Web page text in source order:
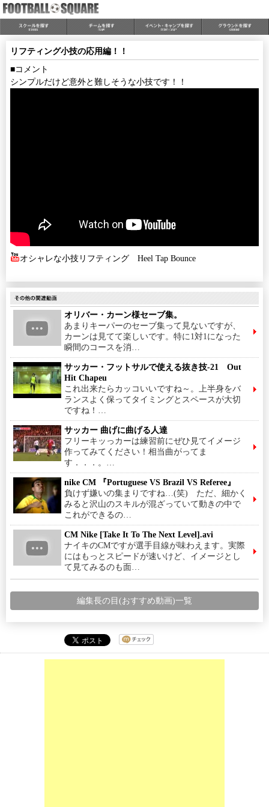
リフティング小技の応用編！！
■コメント
シンプルだけど意外と難しそうな小技です！！
オシャレな小技リフティング Heel Tap Bounce
オリバー・カーン様セーブ集。
あまりキーパーのセーブ集って見ないですが、
カーンは見てて楽しいです。特に1対1になった
瞬間のコースを消…
サッカー・フットサルで使える抜き技-21 Out
Hit Chapeu
これ出来たらカッコいいですね～。上半身をバ
ランスよく保ってタイミングとスペースが大切
ですね！…
サッカー 曲げに曲げる人達
フリーキッっカーは練習前にぜひ見てイメージ
作ってみてください！相当曲がってま
す．．．。…
nike CM 『Portuguese VS Brazil VS Referee』
負けず嫌いの集まりですね…(笑) ただ、細かく
みると沢山のスキルが混ざっていて動きの中で
これができるの…
CM Nike [Take It To The Next Level].avi
ナイキのCMですが選手目線が味わえます。実際
にはもっとスピードが速いけど、イメージとし
て見てみるのも面…
編集長の目(おすすめ動画)一覧